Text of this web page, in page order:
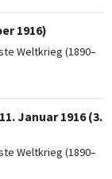
1916)
Weltkrieg (1890–
Januar 1916 (3.
Weltkrieg (1890–